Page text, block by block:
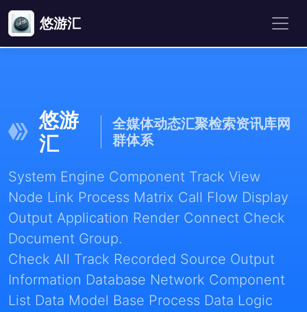
悠游汇
悠游
汇
全媒体动态汇聚检索资讯库网
群体系
System Engine Component Track View
Node Link Process Matrix Call Flow Display
Output Application Render Connect Check
Document Group.
Check All Track Recorded Source Output
Information Database Network Component
List Data Model Base Process Data Logic